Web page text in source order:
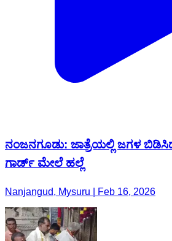
ನಂಜನಗೂಡು: ಜಾತ್ರೆಯಲ್ಲಿ ಜಗಳ
ಗಾರ್ಡ್ ಮೇಲೆ ಹಲ್ಲೆ
Nanjangud, Mysuru | Feb 16, 2026